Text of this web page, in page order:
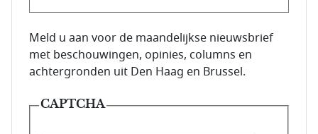
E-mailadres van de abonnee.
Meld u aan voor de maandelijkse nieuwsbrief
met beschouwingen, opinies, columns en
achtergronden uit Den Haag en Brussel.
CAPTCHA